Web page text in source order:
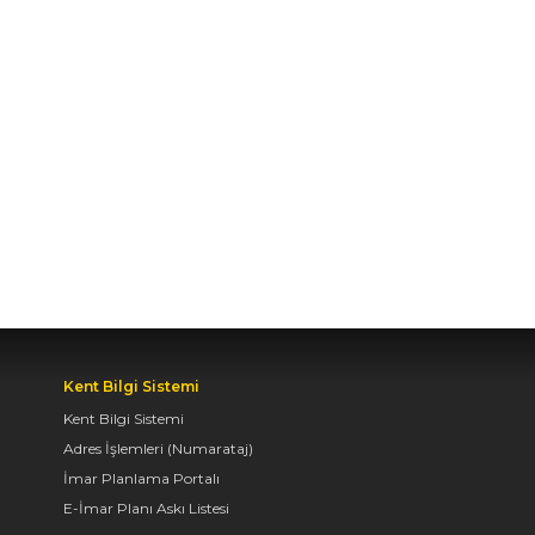
BİRLİKTE GEÇİRİYOR”
Kent Bilgi Sistemi
Kent Bilgi Sistemi
Adres İşlemleri (Numarataj)
İmar Planlama Portalı
E-İmar Planı Askı Listesi